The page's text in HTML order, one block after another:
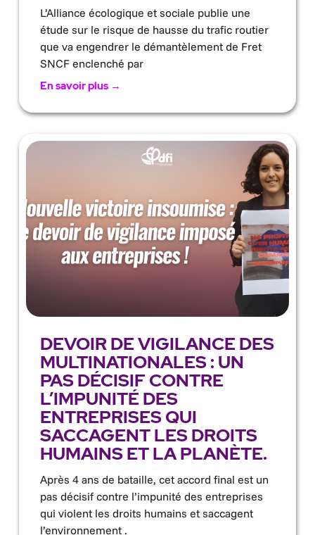
L’Alliance écologique et sociale publie une
étude sur le risque de hausse du trafic routier
que va engendrer le démantèlement de Fret
SNCF enclenché par
En savoir plus →
DEVOIR DE VIGILANCE DES
MULTINATIONALES : UN
PAS DÉCISIF CONTRE
L’IMPUNITÉ DES
ENTREPRISES QUI
SACCAGENT LES DROITS
HUMAINS ET LA PLANÈTE.
Après 4 ans de bataille, cet accord final est un
pas décisif contre l’impunité des entreprises
qui violent les droits humains et saccagent
l’environnement .